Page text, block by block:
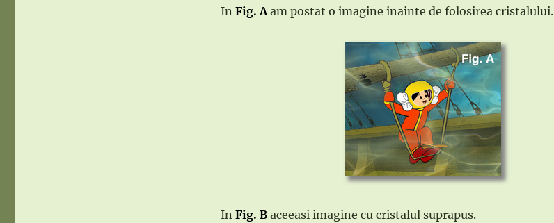
In Fig. Aam postat o imagine inainte de folosirea cristalului.
In Fig. Baceeasi imagine cu cristalul suprapus.